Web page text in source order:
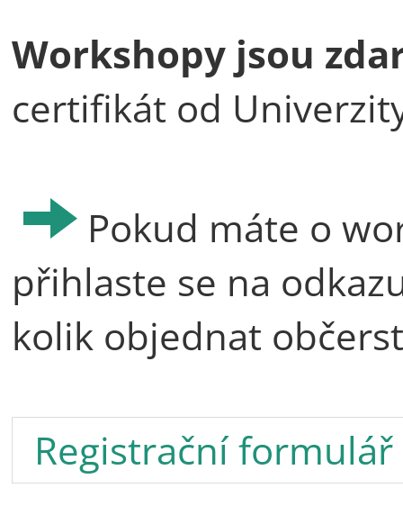
Workshopy jsou
certifikát od
Pokud máte o
přihlaste se na
kolik objednat
Registrační formulář